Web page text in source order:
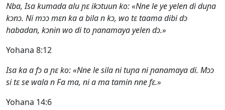
Nba, Isa kumada alu ɲɛ ikɔtuun ko: «Nne le ye yelen di duɲa
kɔnɔ. Ni mɔɔ mɛn ka a bila n kɔ, wo tɛ taama dibi dɔ
habadan, kɔnin wo di to ɲanamaya yelen dɔ.»
Yohana 8:12
Isa ka a fɔ a ɲɛ ko: «Nne le sila ni tuɲa ni ɲanamaya di. Mɔɔ
si tɛ se wala n Fa ma, ni a ma tamin nne fɛ.»
Yohana 14:6